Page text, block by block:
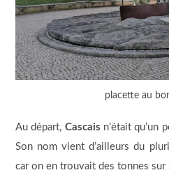
placette au
Au départ, Cascais n’était qu’un
Son nom vient d’ailleurs du
car on en trouvait des tonnes sur